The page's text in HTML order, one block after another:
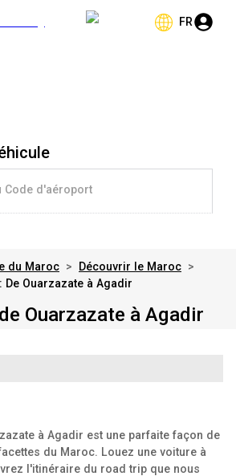
FR
Code d'aéroport
du Maroc > Découvrir le Maroc >
De Ouarzazate à Agadir
Ouarzazate à Agadir
à Agadir est une parfaite façon de
du Maroc. Louez une voiture à
l'itinéraire du road trip que nous